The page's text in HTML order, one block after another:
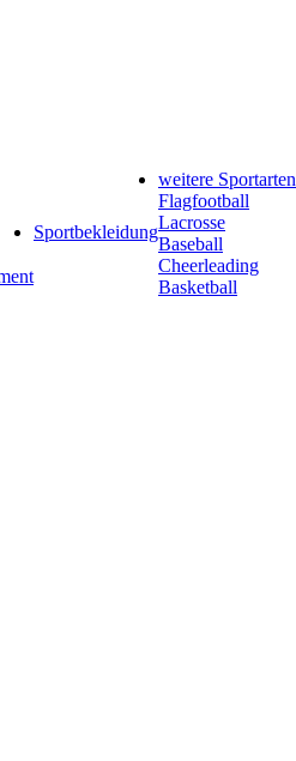
Sportbekleidung
weitere Sportarten
Flagfootball
Lacrosse
Baseball
Cheerleading
Basketball